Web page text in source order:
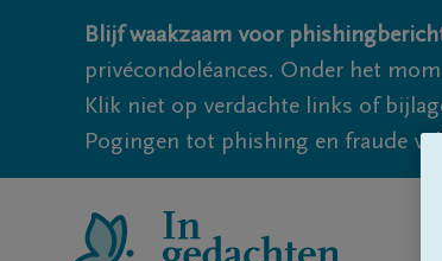
Blijf waakzaam voor
privécondoléances. Onder het
Klik niet op verdachte links of
Pogingen tot phishing en fraude